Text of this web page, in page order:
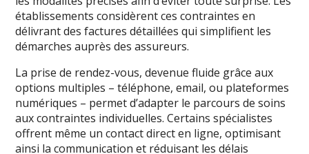
établissements considèrent ces contraintes en
délivrant des factures détaillées qui simplifient les
démarches auprès des assureurs.
La prise de rendez-vous, devenue fluide grâce aux
options multiples – téléphone, email, ou plateformes
numériques – permet d’adapter le parcours de soins
aux contraintes individuelles. Certains spécialistes
offrent même un contact direct en ligne, optimisant
ainsi la communication et réduisant les délais